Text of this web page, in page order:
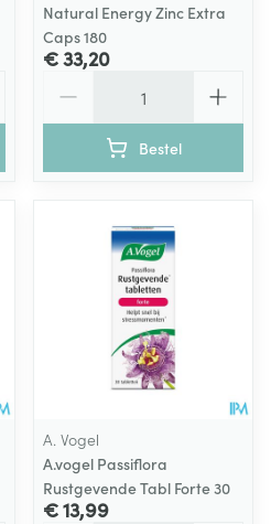
Natural Energy Zinc Extra
Caps 180
€ 33,20
Bestel
A. Vogel
A.vogel Passiflora
Rustgevende Tabl Forte 30
€ 13,99